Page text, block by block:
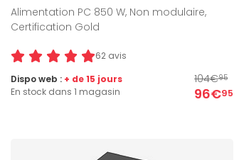
Alimentation PC 850 W, Non modulaire,
Certification Gold
62 avis
104€95
96€95
Dispo web : + de 15 jours
En stock dans 1 magasin